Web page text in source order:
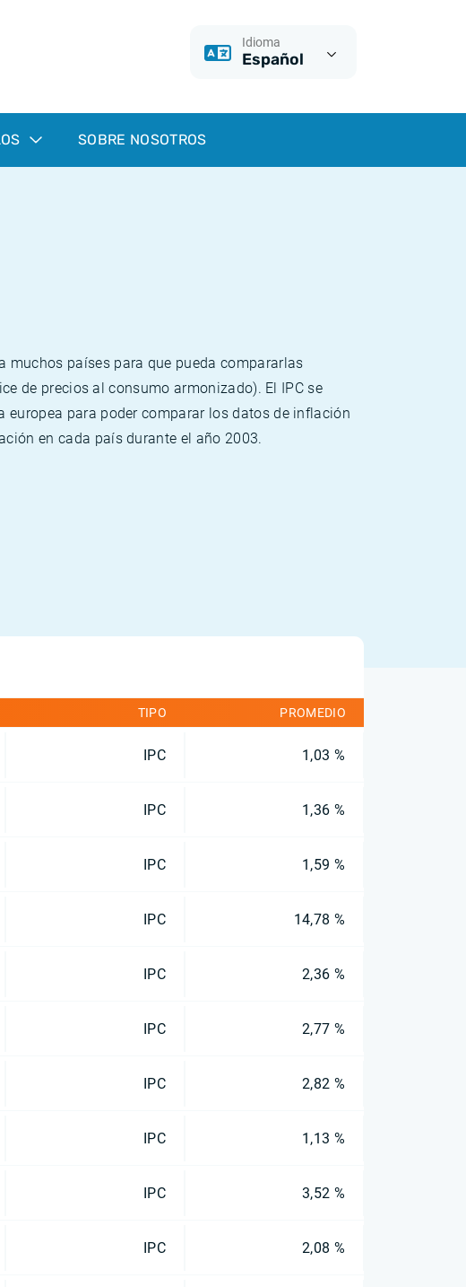
Idioma
Español
SOBRE NOSOTROS
muchos países para que pueda compararlas
de precios al consumo armonizado). El IPC se
para poder comparar los datos de inflación
en cada país durante el año 2003.
TIPO PROMEDIO
IPC 1,03 %
IPC 1,36 %
IPC 1,59 %
IPC 14,78 %
IPC 2,36 %
IPC 2,77 %
IPC 2,82 %
IPC 1,13 %
IPC 3,52 %
IPC 2,08 %